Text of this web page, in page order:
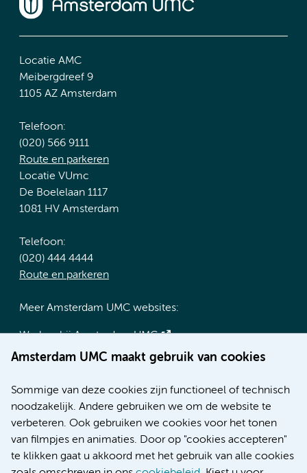
Amsterdam UMC maakt gebruik van cookies
Sommige van deze cookies zijn functioneel of technisch
noodzakelijk. Andere gebruiken we om de website te
verbeteren. Ook gebruiken we cookies voor het tonen
van filmpjes en animaties. Door op "cookies accepteren"
te klikken gaat u akkoord met het gebruik van alle cookies
Locatie AMC
Meibergdreef 9
1105 AZ Amsterdam
Telefoon:
(020) 566 9111
Route en parkeren
Locatie VUmc
De Boelelaan 1117
1081 HV Amsterdam
Telefoon:
(020) 444 4444
Route en parkeren
Meer Amsterdam UMC websites:
Werken bij Amsterdam UMC
Over Amsterdam UMC
Research
Educatie locatie AMC
Educatie locatie VUmc